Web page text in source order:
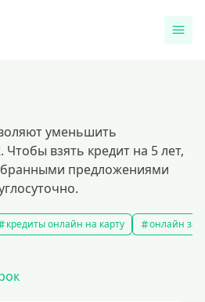
уменьшить
взять кредит на 5 лет,
предложениями
кредиты онлайн на карту онлайн